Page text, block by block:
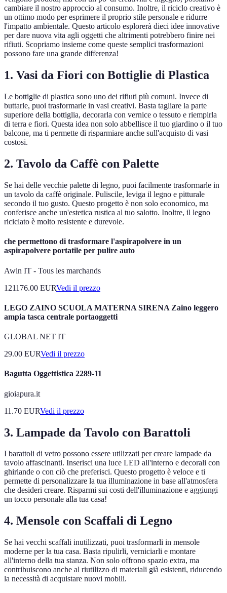
cambiare il nostro approccio al consumo. Inoltre, il riciclo creativo è
un ottimo modo per esprimere il proprio stile personale e ridurre
l'impatto ambientale. Questo articolo esplorerà dieci idee innovative
per dare nuova vita agli oggetti che altrimenti potrebbero finire nei
rifiuti. Scopriamo insieme come queste semplici trasformazioni
possono fare una grande differenza!
1. Vasi da Fiori con Bottiglie di Plastica
Le bottiglie di plastica sono uno dei rifiuti più comuni. Invece di
buttarle, puoi trasformarle in vasi creativi. Basta tagliare la parte
superiore della bottiglia, decorarla con vernice o tessuto e riempirla
di terra e fiori. Questa idea non solo abbellisce il tuo giardino o il tuo
balcone, ma ti permette di risparmiare anche sull'acquisto di vasi
costosi.
2. Tavolo da Caffè con Palette
Se hai delle vecchie palette di legno, puoi facilmente trasformarle in
un tavolo da caffè originale. Puliscile, leviga il legno e pitturale
secondo il tuo gusto. Questo progetto è non solo economico, ma
conferisce anche un'estetica rustica al tuo salotto. Inoltre, il legno
riciclato è molto resistente e durevole.
che permettono di trasformare l'aspirapolvere in un
aspirapolvere portatile per pulire auto
Awin IT - Tous les marchands
121176.00 EURVedi il prezzo
LEGO ZAINO SCUOLA MATERNA SIRENA Zaino leggero
ampia tasca centrale portaoggetti
GLOBAL NET IT
29.00 EURVedi il prezzo
Bagutta Oggettistica 2289-11
gioiapura.it
11.70 EURVedi il prezzo
3. Lampade da Tavolo con Barattoli
I barattoli di vetro possono essere utilizzati per creare lampade da
tavolo affascinanti. Inserisci una luce LED all'interno e decorali con
ghirlande o con ciò che preferisci. Questo progetto è veloce e ti
permette di personalizzare la tua illuminazione in base all'atmosfera
che desideri creare. Risparmi sui costi dell'illuminazione e aggiungi
un tocco personale alla tua casa!
4. Mensole con Scaffali di Legno
Se hai vecchi scaffali inutilizzati, puoi trasformarli in mensole
moderne per la tua casa. Basta ripulirli, verniciarli e montare
all'interno della tua stanza. Non solo offrono spazio extra, ma
contribuiscono anche al riutilizzo di materiali già esistenti, riducendo
la necessità di acquistare nuovi mobili.